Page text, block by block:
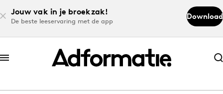
Jouw vak in je broekzak!
De beste leeservaring met de app
Download
Abonneer nu
Abonneer nu